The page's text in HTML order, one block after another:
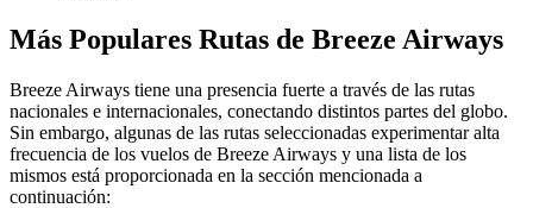
Más Populares Rutas de Breeze Airways
Breeze Airways tiene una presencia fuerte a través de las rutas
nacionales e internacionales, conectando distintos partes del globo.
Sin embargo, algunas de las rutas seleccionadas experimentar alta
frecuencia de los vuelos de Breeze Airways y una lista de los
mismos está proporcionada en la sección mencionada a
continuación: